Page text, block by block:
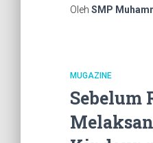
Oleh SMP
MUGAZINE
Sebelum